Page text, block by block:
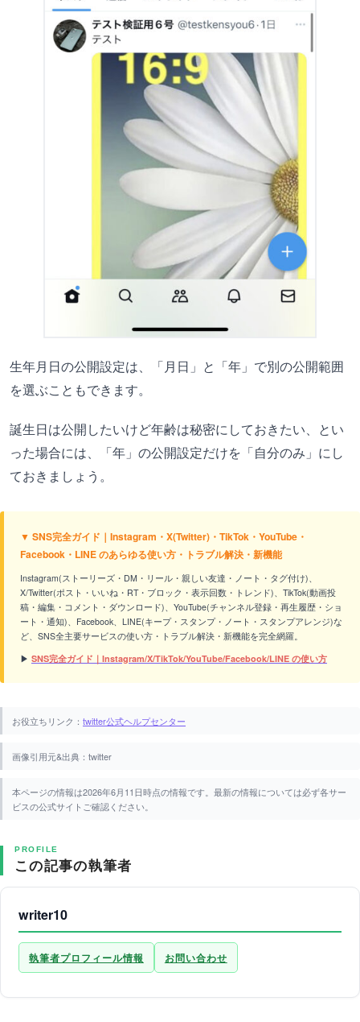
生年月日の公開設定は、「月日」と「年」で別の公開範囲
を選ぶこともできます。
誕生日は公開したいけど年齢は秘密にしておきたい、とい
った場合には、「年」の公開設定だけを「自分のみ」にし
ておきましょう。
▼ SNS完全ガイド｜Instagram・X(Twitter)・TikTok・YouTube・
Facebook・LINE のあらゆる使い方・トラブル解決・新機能
Instagram(ストーリーズ・DM・リール・親しい友達・ノート・タグ付け)、
X/Twitter(ポスト・いいね・RT・ブロック・表示回数・トレンド)、TikTok(動画投
稿・編集・コメント・ダウンロード)、YouTube(チャンネル登録・再生履歴・ショ
ート・通知)、Facebook、LINE(キープ・スタンプ・ノート・スタンプアレンジ)な
ど、SNS全主要サービスの使い方・トラブル解決・新機能を完全網羅。
▶ SNS完全ガイド｜Instagram/X/TikTok/YouTube/Facebook/LINE の使い方
お役立ちリンク： twitter公式ヘルプセンター
画像引用元&出典：twitter
本ページの情報は2026年6月11日時点の情報です。最新の情報については必ず各サー
ビスの公式サイトご確認ください。
PROFILE
この記事の執筆者
writer10
執筆者プロフィール情報 お問い合わせ